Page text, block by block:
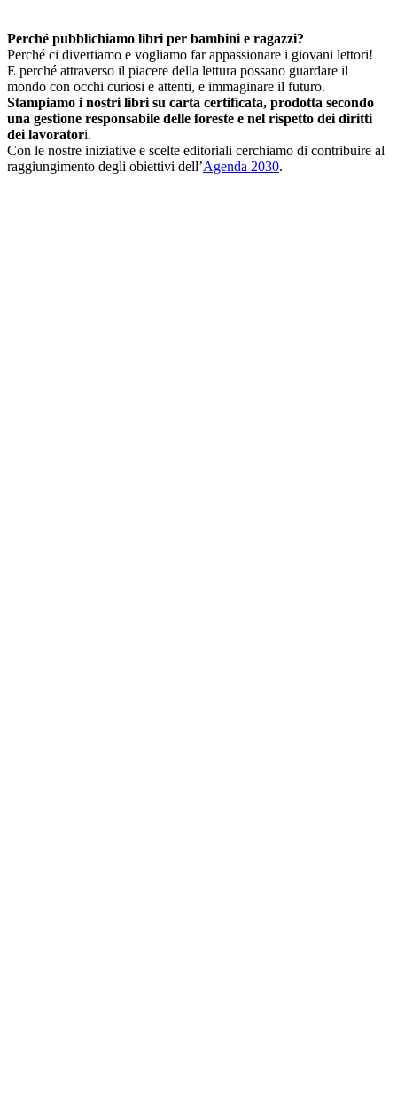
Perché pubblichiamo libri per bambini e ragazzi?
Perché ci divertiamo e vogliamo far appassionare i giovani lettori!
E perché attraverso il piacere della lettura possano guardare il
mondo con occhi curiosi e attenti, e immaginare il futuro.
Stampiamo i nostri libri su carta certificata, prodotta secondo
una gestione responsabile delle foreste e nel rispetto dei diritti
dei lavoratori.
Con le nostre iniziative e scelte editoriali cerchiamo di contribuire al
raggiungimento degli obiettivi dell’Agenda 2030.